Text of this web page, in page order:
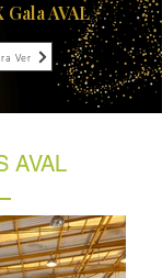
AVAL
Ver
AVAL